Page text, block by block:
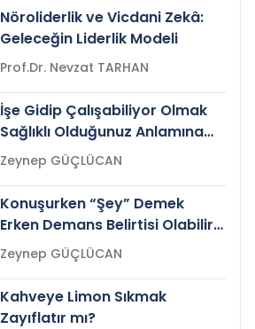
Nöroliderlik ve Vicdani Zekâ:
Geleceğin Liderlik Modeli
Prof.Dr. Nevzat TARHAN
İşe Gidip Çalışabiliyor Olmak
Sağlıklı Olduğunuz Anlamına
Gelir mi?Zeynep GÜÇLÜCAN
Konuşurken “Şey” Demek
Erken Demans Belirtisi Olabilir
mi?
Zeynep GÜÇLÜCAN
Kahveye Limon Sıkmak
Zayıflatır mı?